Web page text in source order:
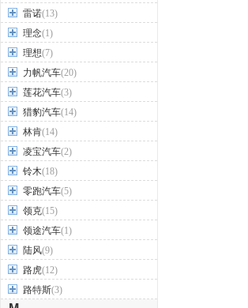
雷诺(13)
理念(1)
理想(7)
力帆汽车(20)
莲花汽车(3)
猎豹汽车(14)
林肯(14)
凌宝汽车(2)
铃木(18)
零跑汽车(5)
领克(15)
领途汽车(1)
陆风(9)
路虎(12)
路特斯(3)